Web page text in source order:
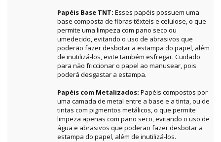
Papéis Base TNT: Esses papéis possuem uma
base composta de fibras têxteis e celulose, o que
permite uma limpeza com pano seco ou
umedecido, evitando o uso de abrasivos que
poderão fazer desbotar a estampa do papel, além
de inutilizá-los, evite também esfregar. Cuidado
para não friccionar o papel ao manusear, pois
poderá desgastar a estampa.
Papéis com Metalizados: Papéis compostos por
uma camada de metal entre a base e a tinta, ou de
tintas com pigmentos metálicos, o que permite
limpeza apenas com pano seco, evitando o uso de
água e abrasivos que poderão fazer desbotar a
estampa do papel, além de inutilizá-los.